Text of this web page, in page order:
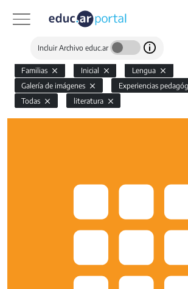
Incluir Archivo educ.ar
Familias Inicial
Lengua
Galería de imágenes
Experiencias
Todas
literatura